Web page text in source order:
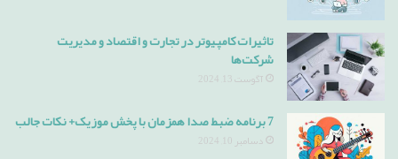
تاثیرات کامپیوتر در تجارت و اقتصاد و مدیریت
شرکت‌ها
آگوست 13, 2024
7 برنامه ضبط صدا همزمان با پخش موزیک+ نکات جالب
دسامبر 10, 2024